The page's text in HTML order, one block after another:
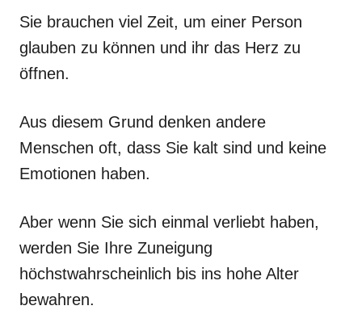
Sie brauchen viel Zeit, um einer Person
glauben zu können und ihr das Herz zu
öffnen.
Aus diesem Grund denken andere
Menschen oft, dass Sie kalt sind und keine
Emotionen haben.
Aber wenn Sie sich einmal verliebt haben,
werden Sie Ihre Zuneigung
höchstwahrscheinlich bis ins hohe Alter
bewahren.